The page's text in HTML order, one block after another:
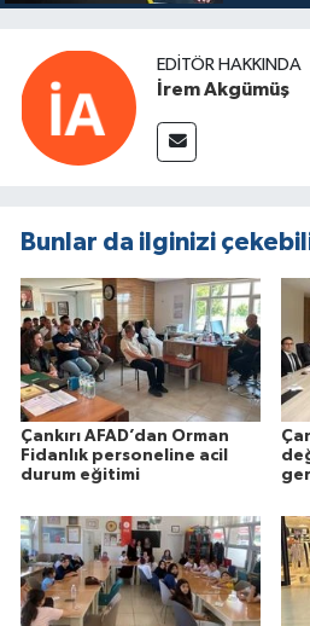
EDITÖR HAKKINDA
İrem Akgümüş
Bunlar da ilginizi
Çankırı AFAD’dan Orman
Fidanlık personeline acil
durum eğitimi